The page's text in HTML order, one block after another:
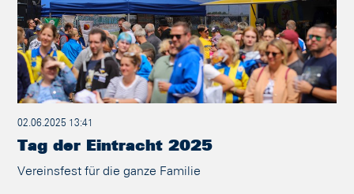
02.06.2025 13:41
Tag der Eintracht 2025
Vereinsfest für die ganze Familie